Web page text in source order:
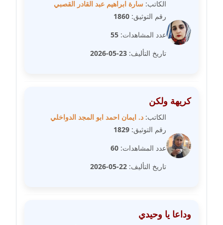
مدونة كريمان سالم
عاملة
مدونة كنوز صلاح
موقوف
عاملة
مدونة ليلى سرحان
عاملة
عاملة
الكاتب: سارة ابراهيم عبد القادر القصبي
رقم التوثيق: 1860
عدد المشاهدات: 55
تاريخ التأليف: 23-05-2026
كريهة ولكن
الكاتب: د. ايمان احمد ابو المجد الدواخلي
رقم التوثيق: 1829
عدد المشاهدات: 60
تاريخ التأليف: 22-05-2026
وداعا يا وحيدي